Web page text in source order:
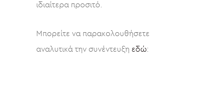
ιδιαίτερα προσιτό.
Μπορείτε να παρακολουθήσετε
αναλυτικά την συνέντευξη εδώ: